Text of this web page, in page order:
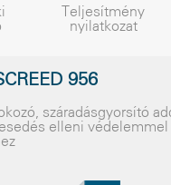
Teljesítmény
nyilatkozat
956
száradásgyorsító
elleni